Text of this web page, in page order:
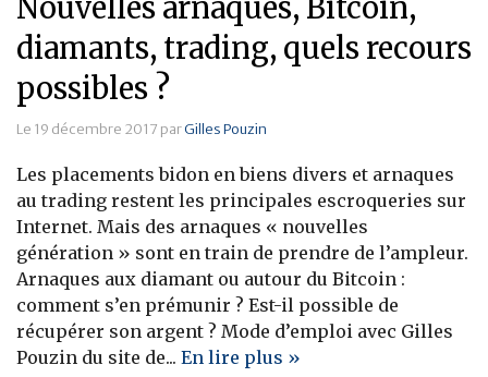
Nouvelles arnaques, Bitcoin,
diamants, trading, quels recours
possibles ?
Le 19 décembre 2017 parGilles Pouzin
Les placements bidon en biens divers et arnaques
au trading restent les principales escroqueries sur
Internet. Mais des arnaques « nouvelles
génération » sont en train de prendre de l’ampleur.
Arnaques aux diamant ou autour du Bitcoin :
comment s’en prémunir ? Est-il possible de
récupérer son argent ? Mode d’emploi avec Gilles
Pouzin du site de... En lire plus »